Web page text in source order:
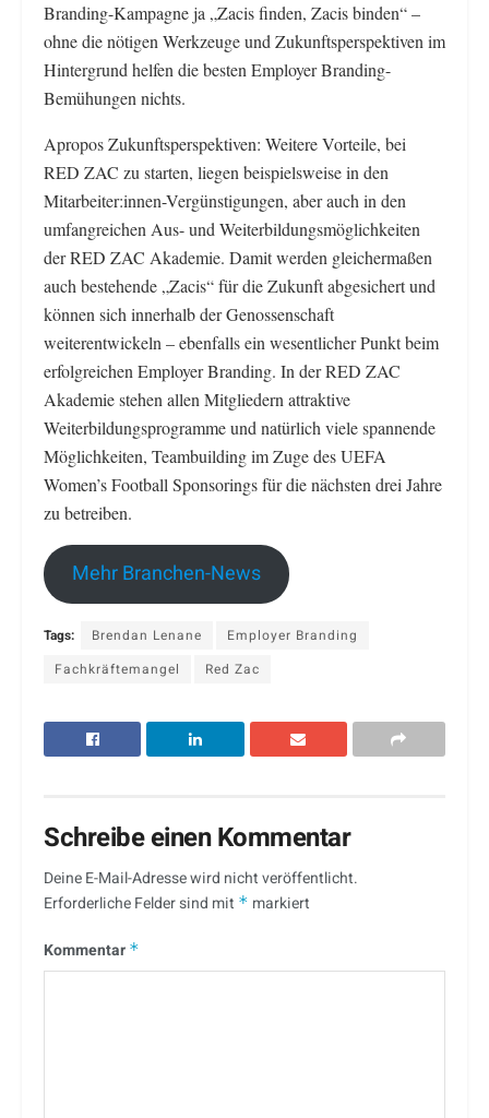
Branding-Kampagne ja „Zacis finden, Zacis binden“ –
ohne die nötigen Werkzeuge und Zukunftsperspektiven im
Hintergrund helfen die besten Employer Branding-
Bemühungen nichts.
Apropos Zukunftsperspektiven: Weitere Vorteile, bei
RED ZAC zu starten, liegen beispielsweise in den
Mitarbeiter:innen-Vergünstigungen, aber auch in den
umfangreichen Aus- und Weiterbildungsmöglichkeiten
der RED ZAC Akademie. Damit werden gleichermaßen
auch bestehende „Zacis“ für die Zukunft abgesichert und
können sich innerhalb der Genossenschaft
weiterentwickeln – ebenfalls ein wesentlicher Punkt beim
erfolgreichen Employer Branding. In der RED ZAC
Akademie stehen allen Mitgliedern attraktive
Weiterbildungsprogramme und natürlich viele spannende
Möglichkeiten, Teambuilding im Zuge des UEFA
Women’s Football Sponsorings für die nächsten drei Jahre
zu betreiben.
Mehr Branchen-News
Tags: Brendan Lenane
Employer Branding
Fachkräftemangel
Red Zac
Schreibe einen Kommentar
Deine E-Mail-Adresse wird nicht veröffentlicht.
Erforderliche Felder sind mit * markiert
Kommentar *